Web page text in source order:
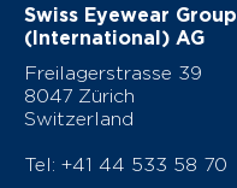
Swiss Eyewear Group
(International) AG
Freilagerstrasse 39
8047 Zürich
Switzerland
Tel: +41 44 533 58 70